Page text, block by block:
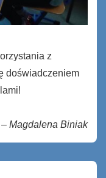
z
doświadczeniem
Magdalena Biniak